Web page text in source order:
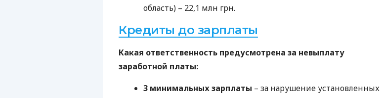
область) – 22,1 млн грн.
Кредиты до зарплаты
Какая ответственность предусмотрена за невыплату
заработной платы:
3 минимальных зарплаты – за нарушение установленных